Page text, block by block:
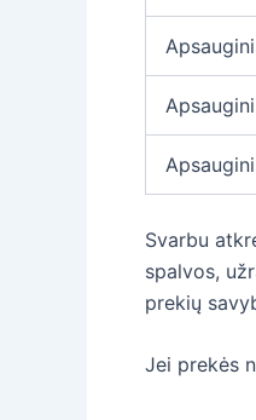
Svarbu
spalvos,
prekių
Jei prekės